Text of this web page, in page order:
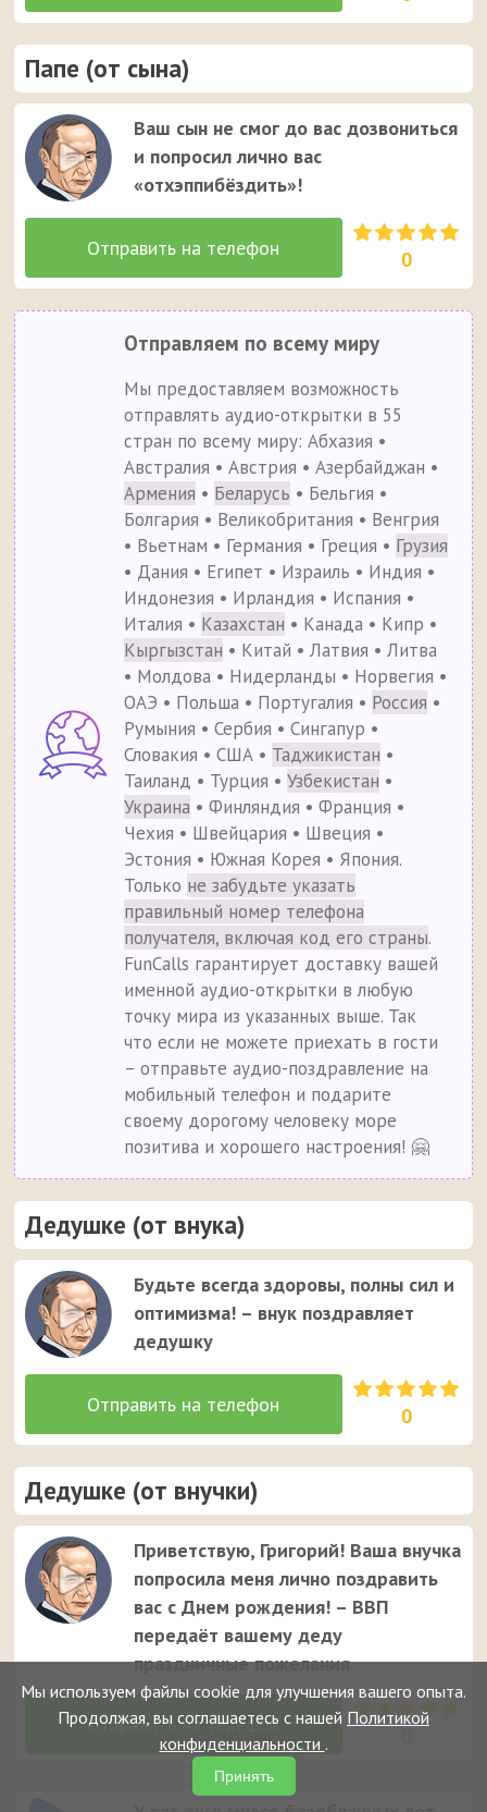
Папе (от сына)
Ваш сын не смог до вас дозвониться
и попросил лично вас
«отхэппибёздить»!
0
Отправляем по всему миру
Мы предоставляем возможность
отправлять аудио-открытки в 55
стран по всему миру: Абхазия •
Австралия • Австрия • Азербайджан •
Армения • Беларусь • Бельгия •
Болгария • Великобритания • Венгрия
• Вьетнам • Германия • Греция • Грузия
• Дания • Египет • Израиль • Индия •
Индонезия • Ирландия • Испания •
Италия • Казахстан • Канада • Кипр •
Кыргызстан • Китай • Латвия • Литва
• Молдова • Нидерланды • Норвегия •
ОАЭ • Польша • Португалия • Россия •
Румыния • Сербия • Сингапур •
Словакия • США • Таджикистан •
Таиланд • Турция •Узбекистан •
Украина • Финляндия • Франция •
Чехия • Швейцария • Швеция •
Эстония • Южная Корея • Япония.
Только не забудьте указать
правильный номер телефона
получателя, включая код его страны.
FunCalls гарантирует доставку вашей
именной аудио-открытки в любую
точку мира из указанных выше. Так
что если не можете приехать в гости
– отправьте аудио-поздравление на
мобильный телефон и подарите
своему дорогому человеку море
позитива и хорошего настроения! 🤗
Дедушке (от внука)
Будьте всегда здоровы, полны сил и
оптимизма! – внук поздравляет
дедушку
0
Дедушке (от внучки)
Приветствую, Григорий! Ваша внучка
попросила меня лично поздравить
вас с Днем рождения! – ВВП
передаёт вашему деду
праздничные пожелания
Мы используем файлы cookie для улучшения вашего опыта.
Продолжая, вы соглашаетесь с нашей Политикой
конфиденциальности .
Принять